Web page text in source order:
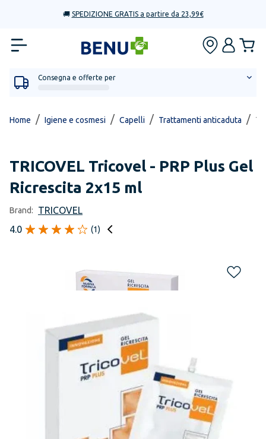
🚚 SPEDIZIONE GRATIS a partire da 23,99€
Consegna e offerte per
Home / Igiene e cosmesi / Capelli / Trattamenti anticaduta /
TRICOVEL Tricovel - PRP Plus Gel
Ricrescita 2x15 ml
Brand:
TRICOVEL
4.0
(1)